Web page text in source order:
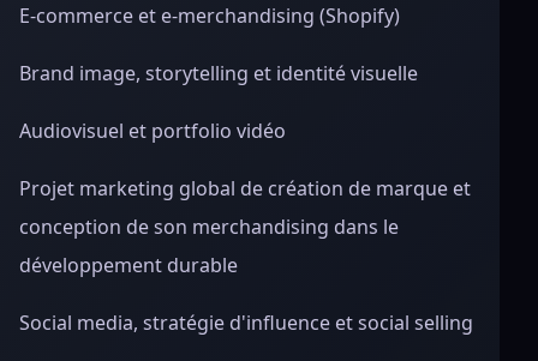
E-commerce et e-merchandising (Shopify)
Brand image, storytelling et identité visuelle
Audiovisuel et portfolio vidéo
Projet marketing global de création de marque et
conception de son merchandising dans le
développement durable
Social media, stratégie d'influence et social selling